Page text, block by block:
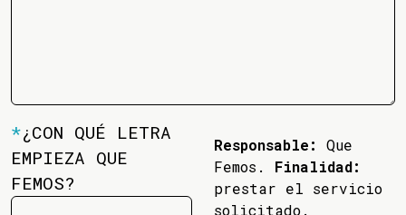
*¿CON QUÉ LETRA
EMPIEZA QUE
FEMOS?
Responsable:
Que
Femos. Finalidad:
prestar el servicio
solicitado.